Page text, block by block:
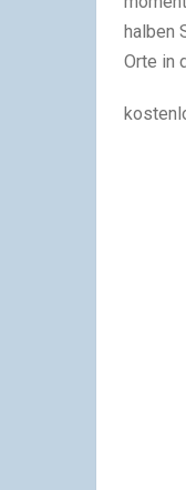
halben
Orte in